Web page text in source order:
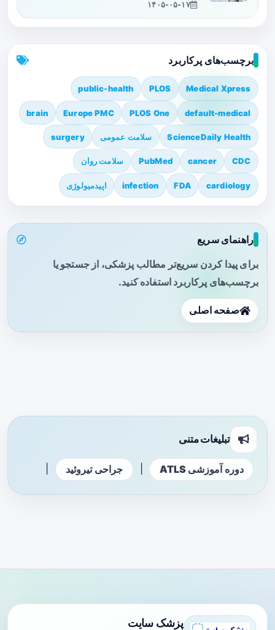
۱۴۰۵-۰۵-۱۷
برچسب‌های پرکاربرد
Medical Xpress
PLOS
public-health
default-medical
PLOS One
Europe PMC
brain
ScienceDaily Health سلامت عمومی surgery
CDC
cancer
PubMed سلامت روان
cardiology
FDA
infection اپیدمیولوژی
راهنمای سریع
برای پیدا کردن سریع‌تر مطالب پزشکی، از جستجو یا
برچسب‌های پرکاربرد استفاده کنید.
صفحه اصلی
تبلیغات متنی
دوره آموزشی ATLS جراحی تیروئید
پزشک سایت